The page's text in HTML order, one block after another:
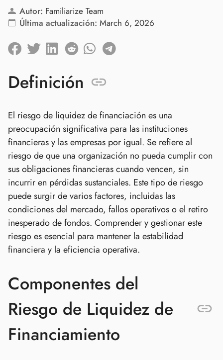
Autor: Familiarize Team
Última actualización: March 6, 2026
Definición
El riesgo de liquidez de financiación es una
preocupación significativa para las instituciones
financieras y las empresas por igual. Se refiere al
riesgo de que una organización no pueda cumplir con
sus obligaciones financieras cuando vencen, sin
incurrir en pérdidas sustanciales. Este tipo de riesgo
puede surgir de varios factores, incluidas las
condiciones del mercado, fallos operativos o el retiro
inesperado de fondos. Comprender y gestionar este
riesgo es esencial para mantener la estabilidad
financiera y la eficiencia operativa.
Componentes del
Riesgo de Liquidez de
Financiamiento